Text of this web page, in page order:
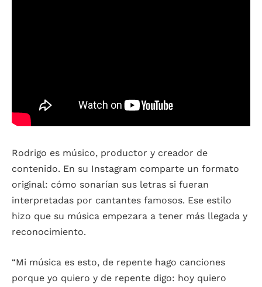
Rodrigo es músico, productor y creador de
contenido. En su Instagram comparte un formato
original: cómo sonarían sus letras si fueran
interpretadas por cantantes famosos. Ese estilo
hizo que su música empezara a tener más llegada y
reconocimiento.
“Mi música es esto, de repente hago canciones
porque yo quiero y de repente digo: hoy quiero